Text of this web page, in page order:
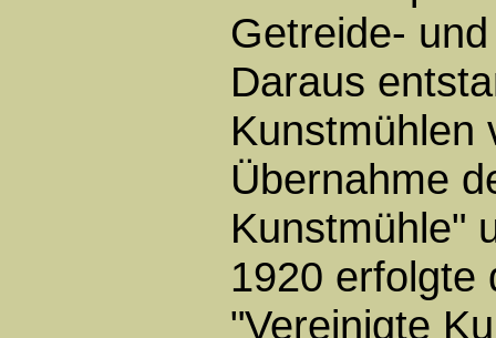
Getreide-
Daraus
Kunstmühlen
Übernahme
Kunstmühle"
1920 erfolgte
"Vereinigte